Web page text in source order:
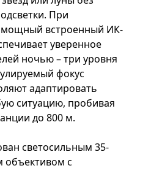
При
мощный встроенный ИК-
уверенное
ночью – три уровня
фокус
адаптировать
ситуацию, пробивая
до 800 м.
светосильным 35-
с